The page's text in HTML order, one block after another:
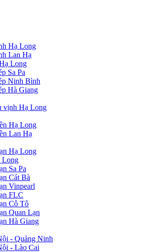
Hạ Long
Lan Hạ
Long
Sa Pa
Ninh Bình
Hà Giang
vịnh Hạ Long
Hạ Long
Lan Hạ
Hạ Long
Long
Sa Pa
Cát Bà
Vinpearl
FLC
Cô Tô
Quan Lạn
Hà Giang
- Quảng Ninh
- Lào Cai